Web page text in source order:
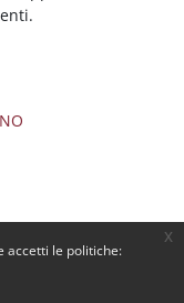
accetti le politiche:
x